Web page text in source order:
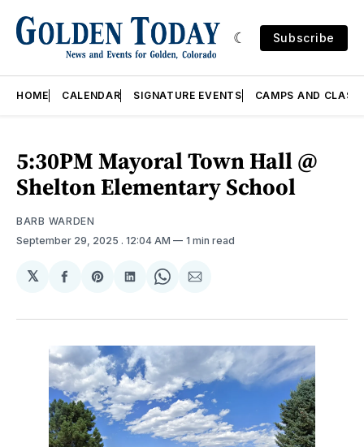
Subscribe
HOME CALENDAR SIGNATURE EVENTS CAMPS AND
5:30PM Mayoral Town Hall @
Shelton Elementary School
BARB WARDEN
September 29, 2025 . 12:04 AM 1 min read
𝕏
Share
Facebook
Share
Pinterest
Share
LinkedIn
Share
WhatsApp
Share
Email